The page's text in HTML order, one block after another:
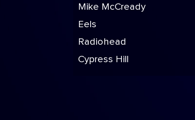
Mike McCready
Eels
Radiohead
Cypress Hill